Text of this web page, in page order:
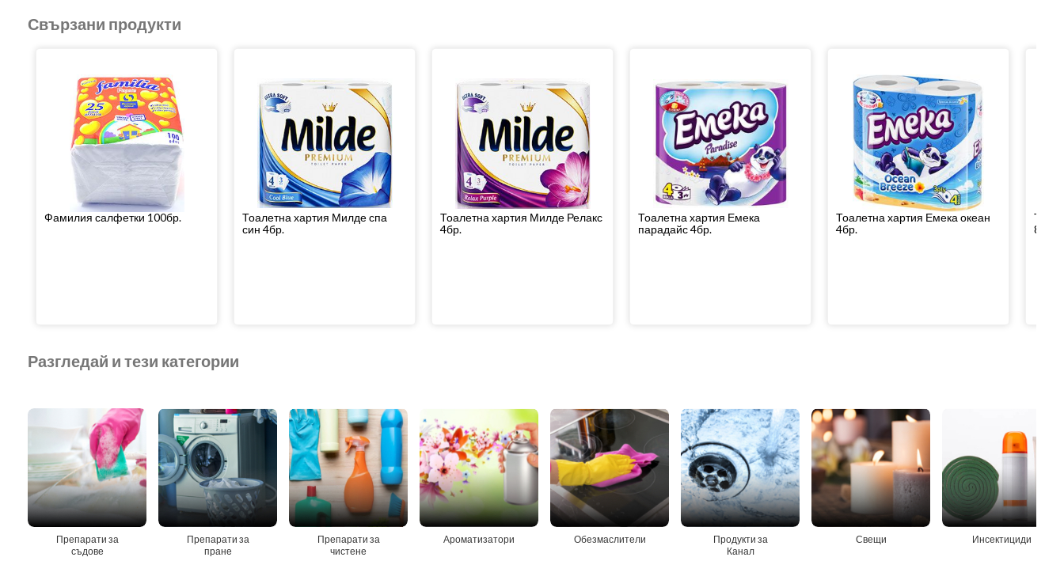
Свързани продукти
Фамилия салфетки 100бр.
Тоалетна хартия Милде спа
син 4бр.
Тоалетна хартия Милде Релакс
4бр.
Тоалетна хартия Емека
парадайс 4бр.
Тоалетна хартия Емека океан
4бр.
8бр.
Разгледай и тези категории
Препарати за
съдове
Препарати за
пране
Препарати за
чистене
Ароматизатори Обезмаслители
Продукти за
Канал
Свещи Инсектициди